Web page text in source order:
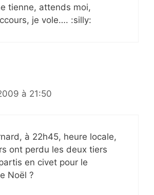
tienne, attends moi,
je vole…. :silly:
à 21:50
à 22h45, heure locale,
ont perdu les deux tiers
en civet pour le
Noël ?